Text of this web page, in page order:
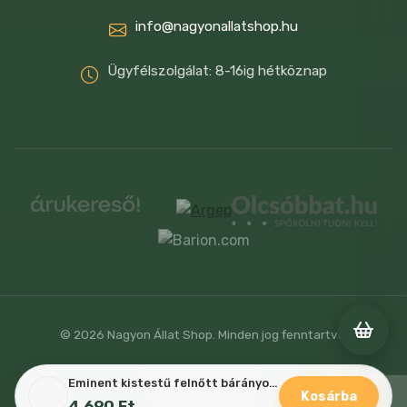
info@nagyonallatshop.hu
Ügyfélszolgálat: 8-16ig hétköznap
© 2026 Nagyon Állat Shop. Minden jog fenntartva.
Eminent kistestű felnőtt bárányos száraz kutyaeledel 2kg
Kosárba